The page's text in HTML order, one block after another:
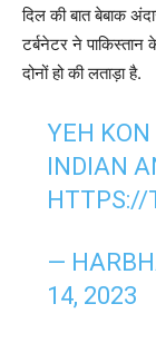
दिल की बात बेबाक
टर्बनेटर ने
दोनों हो की लताड़ा है.
YEH
INDIAN
HTTPS://
—
14, 2023